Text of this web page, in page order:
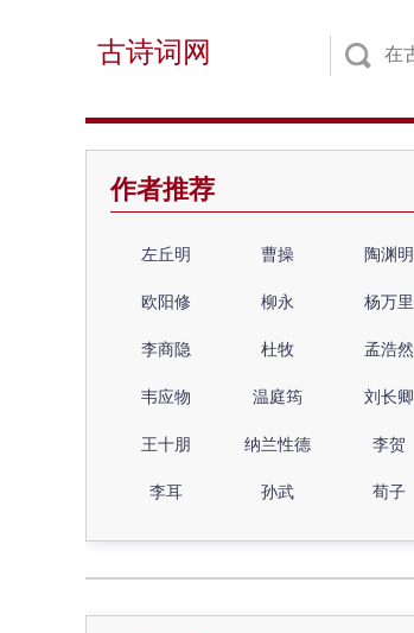
古诗词网
作者推荐
左丘明 曹操 陶渊明
欧阳修 柳永 杨万里
李商隐 杜牧 孟浩然
韦应物 温庭筠 刘长卿
王十朋 纳兰性德 李贺
李耳 孙武 荀子